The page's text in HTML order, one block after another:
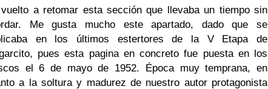
a retomar esta sección que llevaba un tiempo sin
Me gusta mucho este apartado, dado que se
en los últimos estertores de la V Etapa de
pues esta pagina en concreto fue puesta en los
el 6 de mayo de 1952. Época muy temprana, en
a la soltura y madurez de nuestro autor protagonista